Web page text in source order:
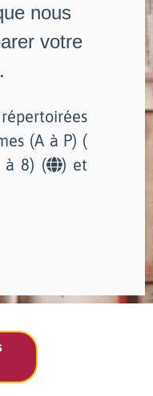
nous
votre
(A à P) (
à 8) (
) et